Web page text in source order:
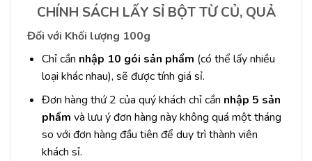
CHÍNH SÁCH LẤY SỈ BỘT TỪ CỦ, QUẢ
Đối với Khối lượng 100g
Chỉ cần nhập 10 gói sản phẩm (có thể lấy nhiều
loại khác nhau), sẽ được tính giá sỉ.
Đơn hàng thứ 2 của quý khách chỉ cần nhập 5 sản
phẩm và lưu ý đơn hàng này không quá một tháng
so với đơn hàng đầu tiên để duy trì thành viên
khách sỉ.